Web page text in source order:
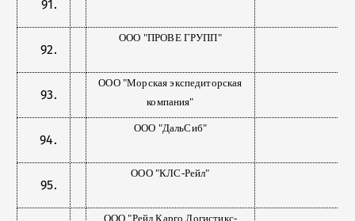
ООО "ПРОВЕ ГРУПП"
ООО "Морская экспедиторская
компания"
ООО "ДальСиб"
ООО "КЛС-Рейл"
ООО "Рейл Карго Логистикс-